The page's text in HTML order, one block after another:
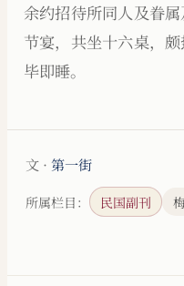
余约招待所同人及眷
节宴，共坐十六桌，
毕即睡。
文 · 第一街
所属栏目： 民国副刊